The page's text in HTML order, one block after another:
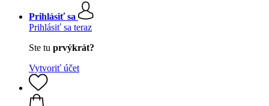
Prihlásiť sa
Prihlásiť sa teraz
Ste tu prvýkrát?
Vytvoriť účet